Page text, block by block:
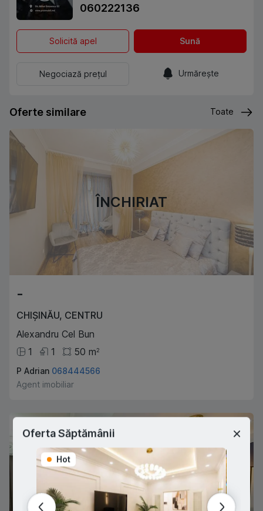
060222136
Solicită apel Sună
Negociază prețul Urmărește
Oferte similare Toate
ÎNCHIRIAT
-
CHIȘINĂU, CENTRU
Alexandru Cel Bun
1
1 50 m2
P Adrian 068444566
Agent imobiliar
Oferta Săptămânii
Hot